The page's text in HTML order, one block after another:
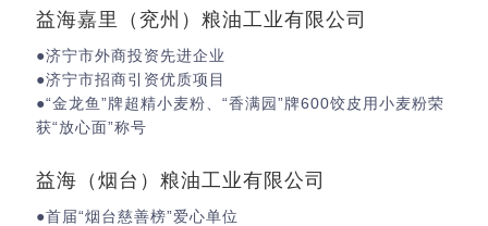
益海嘉里（兖州）粮油工业有限公司
●济宁市外商投资先进企业
●济宁市招商引资优质项目
●“金龙鱼”牌超精小麦粉、“香满园”牌600饺皮用小麦粉荣
获“放心面”称号
益海（烟台）粮油工业有限公司
●首届“烟台慈善榜”爱心单位